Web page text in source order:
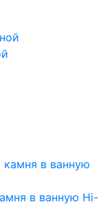
в ванную Hi-